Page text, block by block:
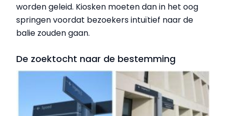
worden geleid. Kiosken moeten dan in het oog
springen voordat bezoekers intuïtief naar de
balie zouden gaan.
De zoektocht naar de bestemming